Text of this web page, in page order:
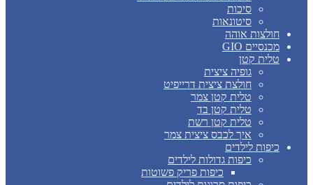
סיכות
סיטונאות
חולצות אוהה
מכנסיים GIO
טלית קטן
גופיה ציצית
חולצת ציצית דרייפיט
טלית קטן צמר
טלית קטן בד
טלית קטן רשת
איך לכבס ציצית צמר
כיפות לילדים
כיפות גדולות לילדים
כיפות פריק פשוטות